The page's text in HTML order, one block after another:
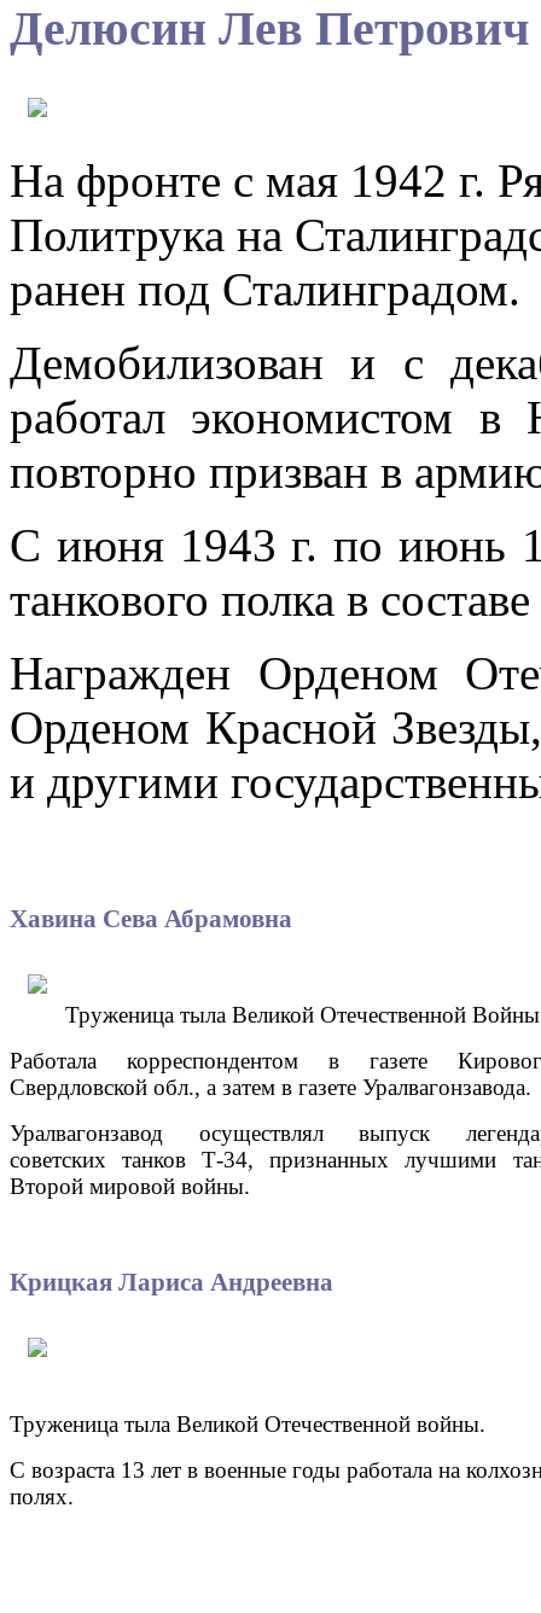
Делюсин Лев Петрович
На фронте с мая 1942 г.
Политрука на
ранен под Сталинградом.
Демобилизован и с
работал экономистом в
повторно призван в
С июня 1943 г. по июнь
танкового полка в
Награжден Орденом
Орденом Красной
и другими
Хавина Сева Абрамовна
Труженица тыла Великой Отечественной
Работала корреспондентом в газете
Свердловской обл., а затем в газете Уралвагонзавода.
Уралвагонзавод осуществлял выпуск
советских танков Т-34, признанных лучшими
Второй мировой войны.
Крицкая Лариса Андреевна
Труженица тыла Великой Отечественной войны.
С возраста 13 лет в военные годы работала на
полях.